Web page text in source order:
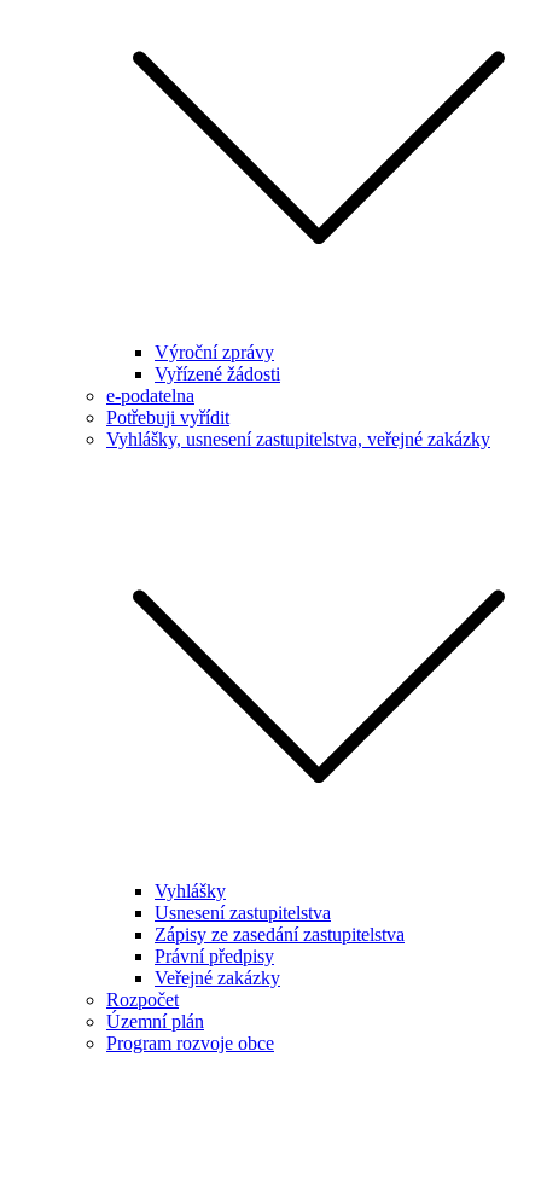
Výroční zprávy
Vyřízené žádosti
e-podatelna
Potřebuji vyřídit
Vyhlášky, usnesení zastupitelstva, veřejné zakázky
Vyhlášky
Usnesení zastupitelstva
Zápisy ze zasedání zastupitelstva
Právní předpisy
Veřejné zakázky
Rozpočet
Územní plán
Program rozvoje obce